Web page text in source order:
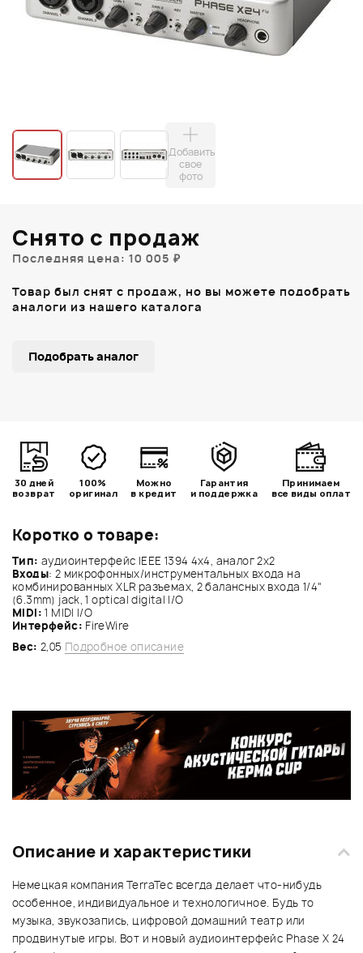
Добавить
свое
фото
Коротко о товаре:
Тип: аудиоинтерфейс IEEE 1394 4х4, аналог 2х2
Входы: 2 микрофонных/инструментальных входа на
комбинированных XLR разъемах, 2 балансных входа 1/4"
(6.3mm) jack, 1 optical digital I/O
MIDI: 1 MIDI I/O
Интерфейс: FireWire
Вес: 2,05 Подробное описание
Снято с продаж
Последняя цена: 10 005 ₽
Товар был снят с продаж, но вы можете подобрать
аналоги из нашего каталога
Подобрать аналог
30 дней
возврат
100%
оригинал
Можно
в кредит
Гарантия
и поддержка
Принимаем
все виды оплат
Описание и характеристики
Немецкая компания TerraTec всегда делает что-нибудь
особенное, индивидуальное и технологичное. Будь то
музыка, звукозапись, цифровой домашний театр или
продвинутые игры. Вот и новый аудиоинтерфейс Phase X 24